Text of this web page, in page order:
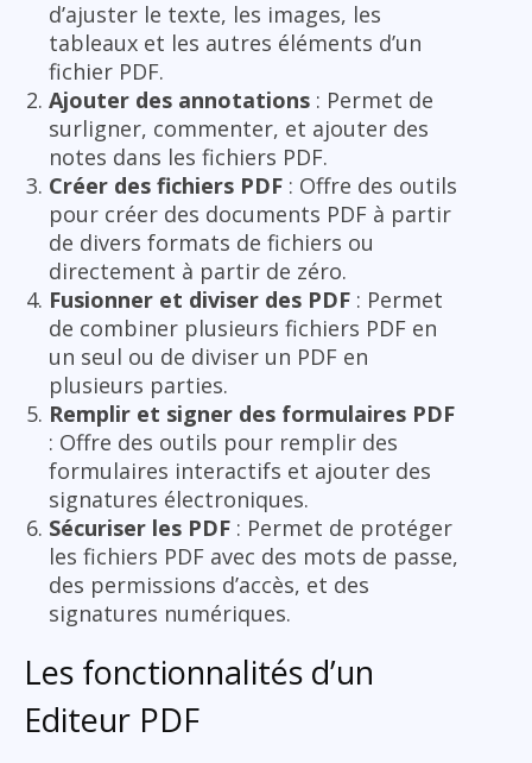
d’ajuster le texte, les images, les
tableaux et les autres éléments d’un
fichier PDF.
Ajouter des annotations : Permet de
surligner, commenter, et ajouter des
notes dans les fichiers PDF.
Créer des fichiers PDF : Offre des outils
pour créer des documents PDF à partir
de divers formats de fichiers ou
directement à partir de zéro.
Fusionner et diviser des PDF : Permet
de combiner plusieurs fichiers PDF en
un seul ou de diviser un PDF en
plusieurs parties.
Remplir et signer des formulaires PDF
: Offre des outils pour remplir des
formulaires interactifs et ajouter des
signatures électroniques.
Sécuriser les PDF : Permet de protéger
les fichiers PDF avec des mots de passe,
des permissions d’accès, et des
signatures numériques.
Les fonctionnalités d’un
Editeur PDF